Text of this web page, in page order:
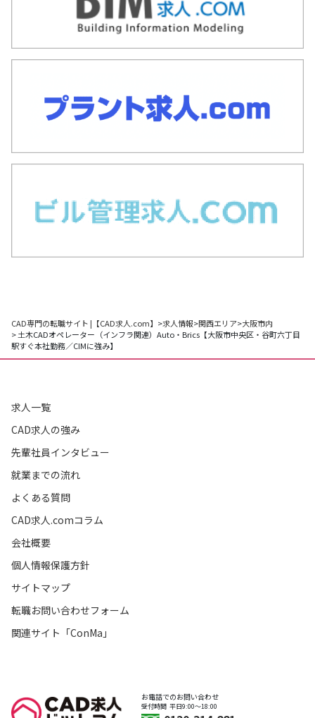
CAD専門の転職サイト |【CAD求人.com】 >求人情報>関西エリア>大阪市内
> 土木CADオペレーター（インフラ関連）Auto・Brics【大阪市中央区・谷町六丁目
駅すぐ本社勤務／CIMに強み】
求人一覧
CAD求人の強み
先輩社員インタビュー
就業までの流れ
よくある質問
CAD求人.comコラム
会社概要
個人情報保護方針
サイトマップ
転職お問い合わせフォーム
関連サイト「ConMa」
お電話でのお問い合わせ
受付時間 平日9:00〜18:00